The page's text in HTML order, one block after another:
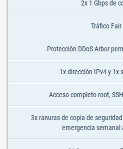
2x 1 Gbps de
Tráfico Fair
Protección DDoS Arbor
1x dirección IPv4 y 1x
Acceso completo root,
3x ranuras de copia de
emergencia semanal